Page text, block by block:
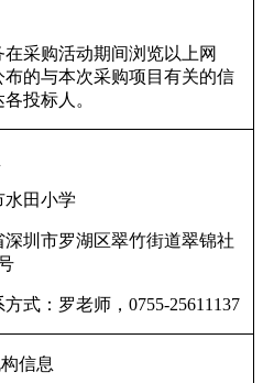
采购活动期间浏览以上网
布的与本次采购项目有关的信
投标人。
水田小学
圳市罗湖区翠竹街道翠锦社
式：罗老师， 0755-25611137
信息